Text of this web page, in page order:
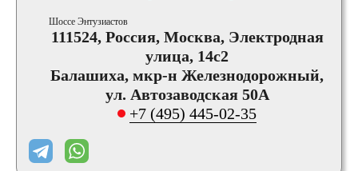
Шоссе Энтузиастов
111524, Россия, Москва, Электродная
улица, 14с2
Балашиха, мкр-н Железнодорожный,
ул. Автозаводская 50А
+7 (495) 445-02-35